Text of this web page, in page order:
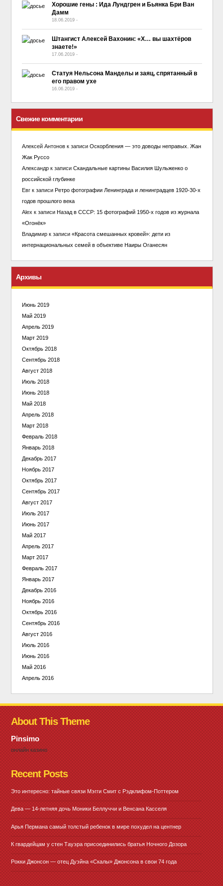
Хорошие гены : Ида Лундгpeн и Бьянка Бри Ван
Дамм
18.06.2019 -
Штангист Алексей Вахонин: «Х… вы шахтёров
знаете!»
17.06.2019 -
Статуя Нельсона Манделы и заяц, спрятанный в
его правом ухе
16.06.2019 -
Свежие комментарии
Алексей Антоновк записи Оскорбления — это доводы неправых. Жан
Жак Руссо
Александрк записи Скандальные картины Василия Шульженко о
российской глубинке
Евгк записи Ретро фотографии Ленинграда и ленинградцев 1920-30-х
годов прошлого века
Alex к записи Назад в СССР: 15 фотографий 1950-х годов из журнала
«Огонёк»
Владимирк записи «Красота смешанных кровей»: дети из
интернациональных семей в объективе Наиры Оганесян
Архивы
Июнь 2019
Май 2019
Апрель 2019
Март 2019
Октябрь 2018
Сентябрь 2018
Август 2018
Июль 2018
Июнь 2018
Май 2018
Апрель 2018
Март 2018
Февраль 2018
Январь 2018
Декабрь 2017
Ноябрь 2017
Октябрь 2017
Сентябрь 2017
Август 2017
Июль 2017
Июнь 2017
Май 2017
Апрель 2017
Март 2017
Февраль 2017
Январь 2017
Декабрь 2016
Ноябрь 2016
Октябрь 2016
Сентябрь 2016
Август 2016
Июль 2016
Июнь 2016
Май 2016
Апрель 2016
About This Theme
Pinsimo
онлайн казино
Recent Posts
Это интересно: тайные связи Мэгги Смит с Рэдклифом-Поттером
Дева — 14-летняя дочь Моники Беллуччи и Венсана Касселя
Арья Пермана самый толстый ребенок в мире похудел на центнер
К гвардейцам у стен Тауэра присоединились братья Ночного Дозора
Рокки Джонсон — отец Дуэйна «Скалы» Джонсона в свои 74 года